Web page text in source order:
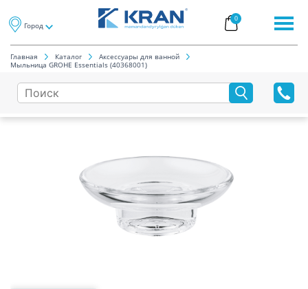
Город
0
Главная Каталог
Аксессуары для ванной
Мыльница GROHE Essentials (40368001)